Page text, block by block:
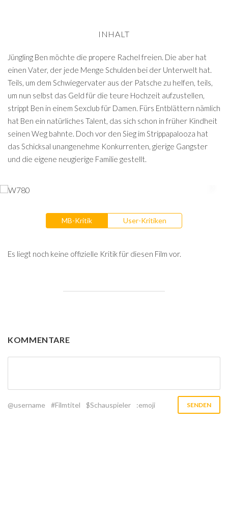
INHALT
Jüngling Ben möchte die propere Rachel freien. Die aber hat
einen Vater, der jede Menge Schulden bei der Unterwelt hat.
Teils, um dem Schwiegervater aus der Patsche zu helfen, teils,
um nun selbst das Geld für die teure Hochzeit aufzustellen,
strippt Ben in einem Sexclub für Damen. Fürs Entblättern nämlich
hat Ben ein natürliches Talent, das sich schon in früher Kindheit
seinen Weg bahnte. Doch vor den Sieg im Strippapalooza hat
das Schicksal unangenehme Konkurrenten, gierige Gangster
und die eigene neugierige Familie gestellt.
MB-Kritik User-Kritiken
Es liegt noch keine offizielle Kritik für diesen Film vor.
KOMMENTARE
@username #Filmtitel $Schauspieler :emoji